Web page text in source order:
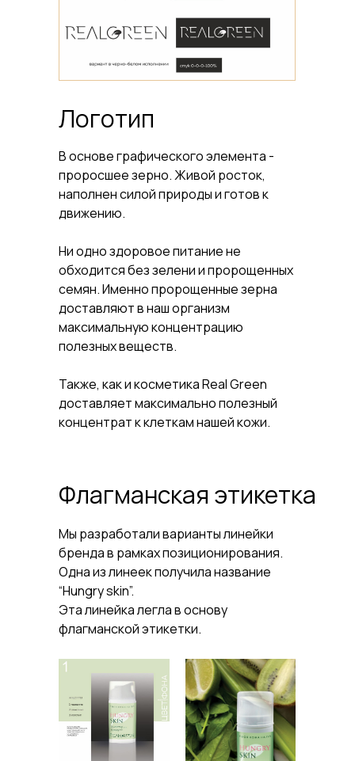
В основе графического элемента -
проросшее зерно. Живой росток,
наполнен силой природы и готов к
движению.
Ни одно здоровое питание не
обходится без зелени и пророщенных
семян. Именно пророщенные зерна
доставляют в наш организм
максимальную концентрацию
полезных веществ.
Также, как и косметика Real Green
доставляет максимально полезный
концентрат к клеткам нашей кожи.
Логотип
Мы разработали варианты линейки
бренда в рамках позиционирования.
Одна из линеек получила название
“Hungry skin”.
Эта линейка легла в основу
флагманской этикетки.
Флагманская этикетка